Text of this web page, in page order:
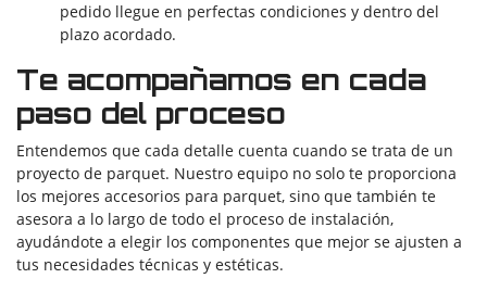
pedido llegue en perfectas condiciones y dentro del
plazo acordado.
Te acompañamos en cada
paso del proceso
Entendemos que cada detalle cuenta cuando se trata de un
proyecto de parquet. Nuestro equipo no solo te proporciona
los mejores accesorios para parquet, sino que también te
asesora a lo largo de todo el proceso de instalación,
ayudándote a elegir los componentes que mejor se ajusten a
tus necesidades técnicas y estéticas.